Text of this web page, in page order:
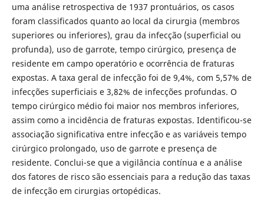
uma análise retrospectiva de 1937 prontuários, os casos
foram classificados quanto ao local da cirurgia (membros
superiores ou inferiores), grau da infecção (superficial ou
profunda), uso de garrote, tempo cirúrgico, presença de
residente em campo operatório e ocorrência de fraturas
expostas. A taxa geral de infecção foi de 9,4%, com 5,57% de
infecções superficiais e 3,82% de infecções profundas. O
tempo cirúrgico médio foi maior nos membros inferiores,
assim como a incidência de fraturas expostas. Identificou-se
associação significativa entre infecção e as variáveis tempo
cirúrgico prolongado, uso de garrote e presença de
residente. Conclui-se que a vigilância contínua e a análise
dos fatores de risco são essenciais para a redução das taxas
de infecção em cirurgias ortopédicas.